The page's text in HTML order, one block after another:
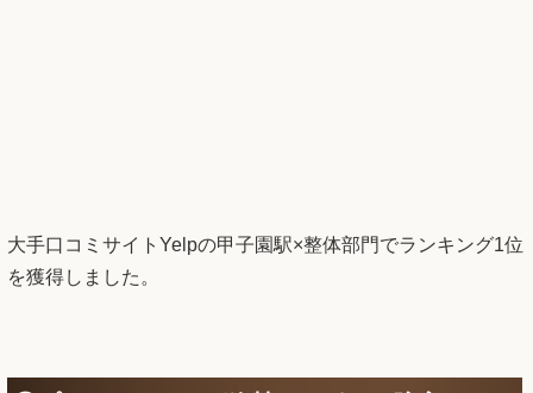
大手口コミサイトYelpの甲子園駅×整体部門でランキング1位
を獲得しました。